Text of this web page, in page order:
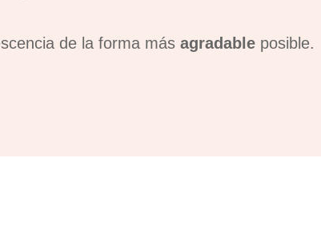
de la forma más agradable posible.